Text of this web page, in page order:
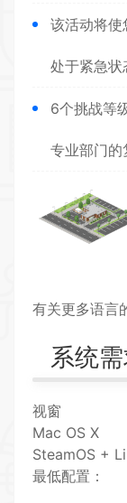
该活动将使
处于紧急状
6个挑战等
专业部门的
有关更多语言
系统
视窗
Mac OS X
SteamOS +
最低配置：